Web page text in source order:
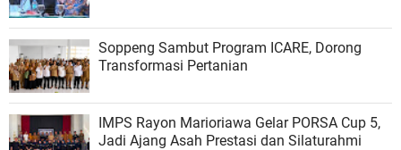
Soppeng Sambut Program ICARE, Dorong
Transformasi Pertanian
IMPS Rayon Marioriawa Gelar PORSA Cup 5,
Jadi Ajang Asah Prestasi dan Silaturahmi